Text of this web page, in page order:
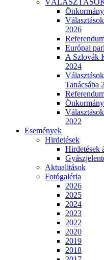
2026
Európai
A Szlovák
2024
Tanácsába
2022
Események
Hirdetések
Hirdetések
Aktualitások
Fotógaléria
2026
2025
2024
2023
2022
2020
2019
2018